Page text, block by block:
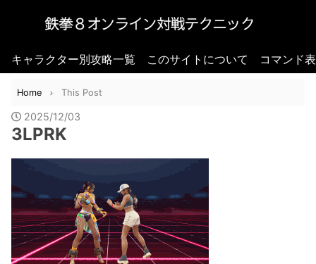
キャラクター別攻略一覧 このサイトについて コマンド
Home This Post
2025/12/03
3LPRK